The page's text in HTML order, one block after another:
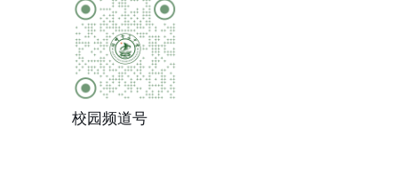
校园频道号